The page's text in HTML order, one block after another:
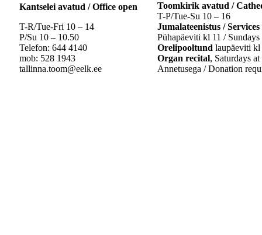
Kantselei avatud / Office open
T-R/Tue-Fri 10 – 14
P/Su 10 – 10.50
Telefon: 644 4140
mob: 528 1943
tallinna.toom@eelk.ee
Toomkirik avatud /
T-P/Tue-Su 10 – 16
Jumalateenistus / Services
Pühapäeviti kl 11 / Sundays
Orelipooltund laupäeviti kl
Organ recital, Saturdays at
Annetusega / Donation